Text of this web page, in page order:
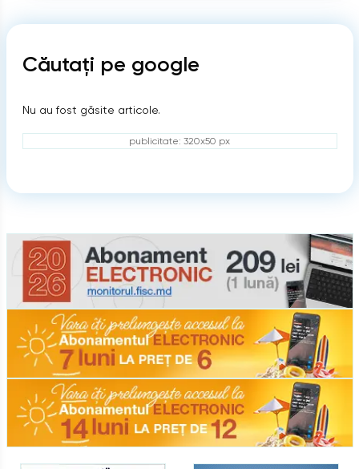
Căutați pe google
Nu au fost găsite articole.
publicitate: 320x50 px